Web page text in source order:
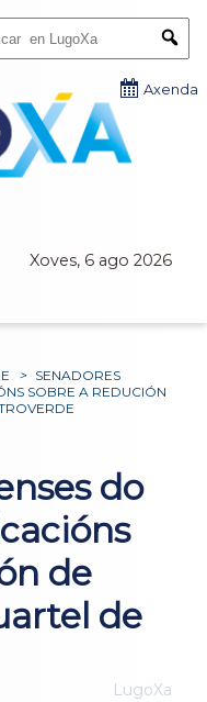
Xoves, 6 ago 2026
Axenda
> SENADORES
SOBRE A REDUCIÓN
do
de
de
LugoXa